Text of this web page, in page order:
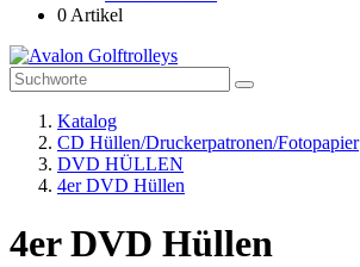
0 Artikel
Katalog
CD Hüllen/Druckerpatronen/Fotopapier
DVD HÜLLEN
4er DVD Hüllen
4er DVD Hüllen